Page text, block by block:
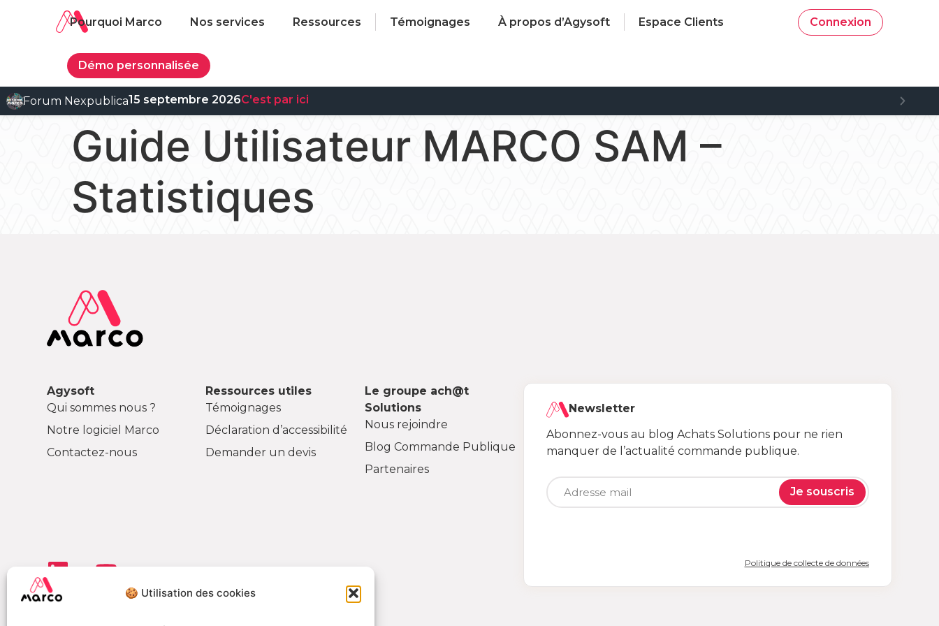
🍪 Utilisation des cookies
Pourquoi Marco Nos services Ressources Témoignages À propos d’Agysoft Espace Clients Connexion
Démo personnalisée
Forum Nexpublica15 septembre 2026C'est par ici
Guide Utilisateur MARCO SAM –
Statistiques
Agysoft
Qui sommes nous ?
Notre logiciel Marco
Contactez-nous
Ressources utiles
Témoignages
Déclaration d’accessibilité
Demander un devis
Le groupe ach@t
Solutions
Nous rejoindre
Blog Commande Publique
Partenaires
Newsletter
Abonnez-vous au blog Achats Solutions pour ne rien
manquer de l’actualité commande publique.
Je souscris
Politique de collecte de données